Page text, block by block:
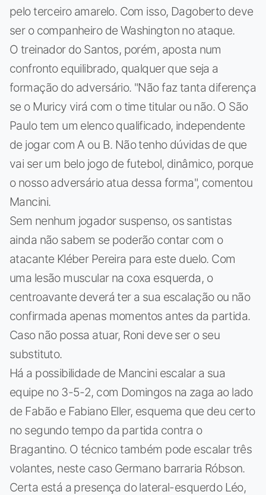
pelo terceiro amarelo. Com isso, Dagoberto deve
ser o companheiro de Washington no ataque.
O treinador do Santos, porém, aposta num
confronto equilibrado, qualquer que seja a
formação do adversário. "Não faz tanta diferença
se o Muricy virá com o time titular ou não. O São
Paulo tem um elenco qualificado, independente
de jogar com A ou B. Não tenho dúvidas de que
vai ser um belo jogo de futebol, dinâmico, porque
o nosso adversário atua dessa forma", comentou
Mancini.
Sem nenhum jogador suspenso, os santistas
ainda não sabem se poderão contar com o
atacante Kléber Pereira para este duelo. Com
uma lesão muscular na coxa esquerda, o
centroavante deverá ter a sua escalação ou não
confirmada apenas momentos antes da partida.
Caso não possa atuar, Roni deve ser o seu
substituto.
Há a possibilidade de Mancini escalar a sua
equipe no 3-5-2, com Domingos na zaga ao lado
de Fabão e Fabiano Eller, esquema que deu certo
no segundo tempo da partida contra o
Bragantino. O técnico também pode escalar três
volantes, neste caso Germano barraria Róbson.
Certa está a presença do lateral-esquerdo Léo,